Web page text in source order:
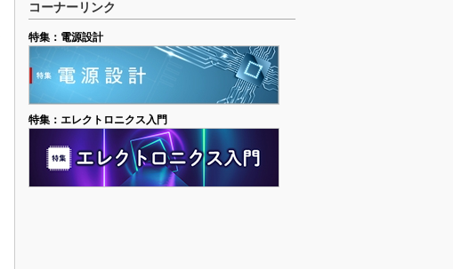
コーナーリンク
特集：電源設計
特集：エレクトロニクス入門